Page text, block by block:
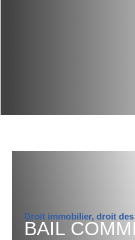
Droit immobilier, droit
BAIL